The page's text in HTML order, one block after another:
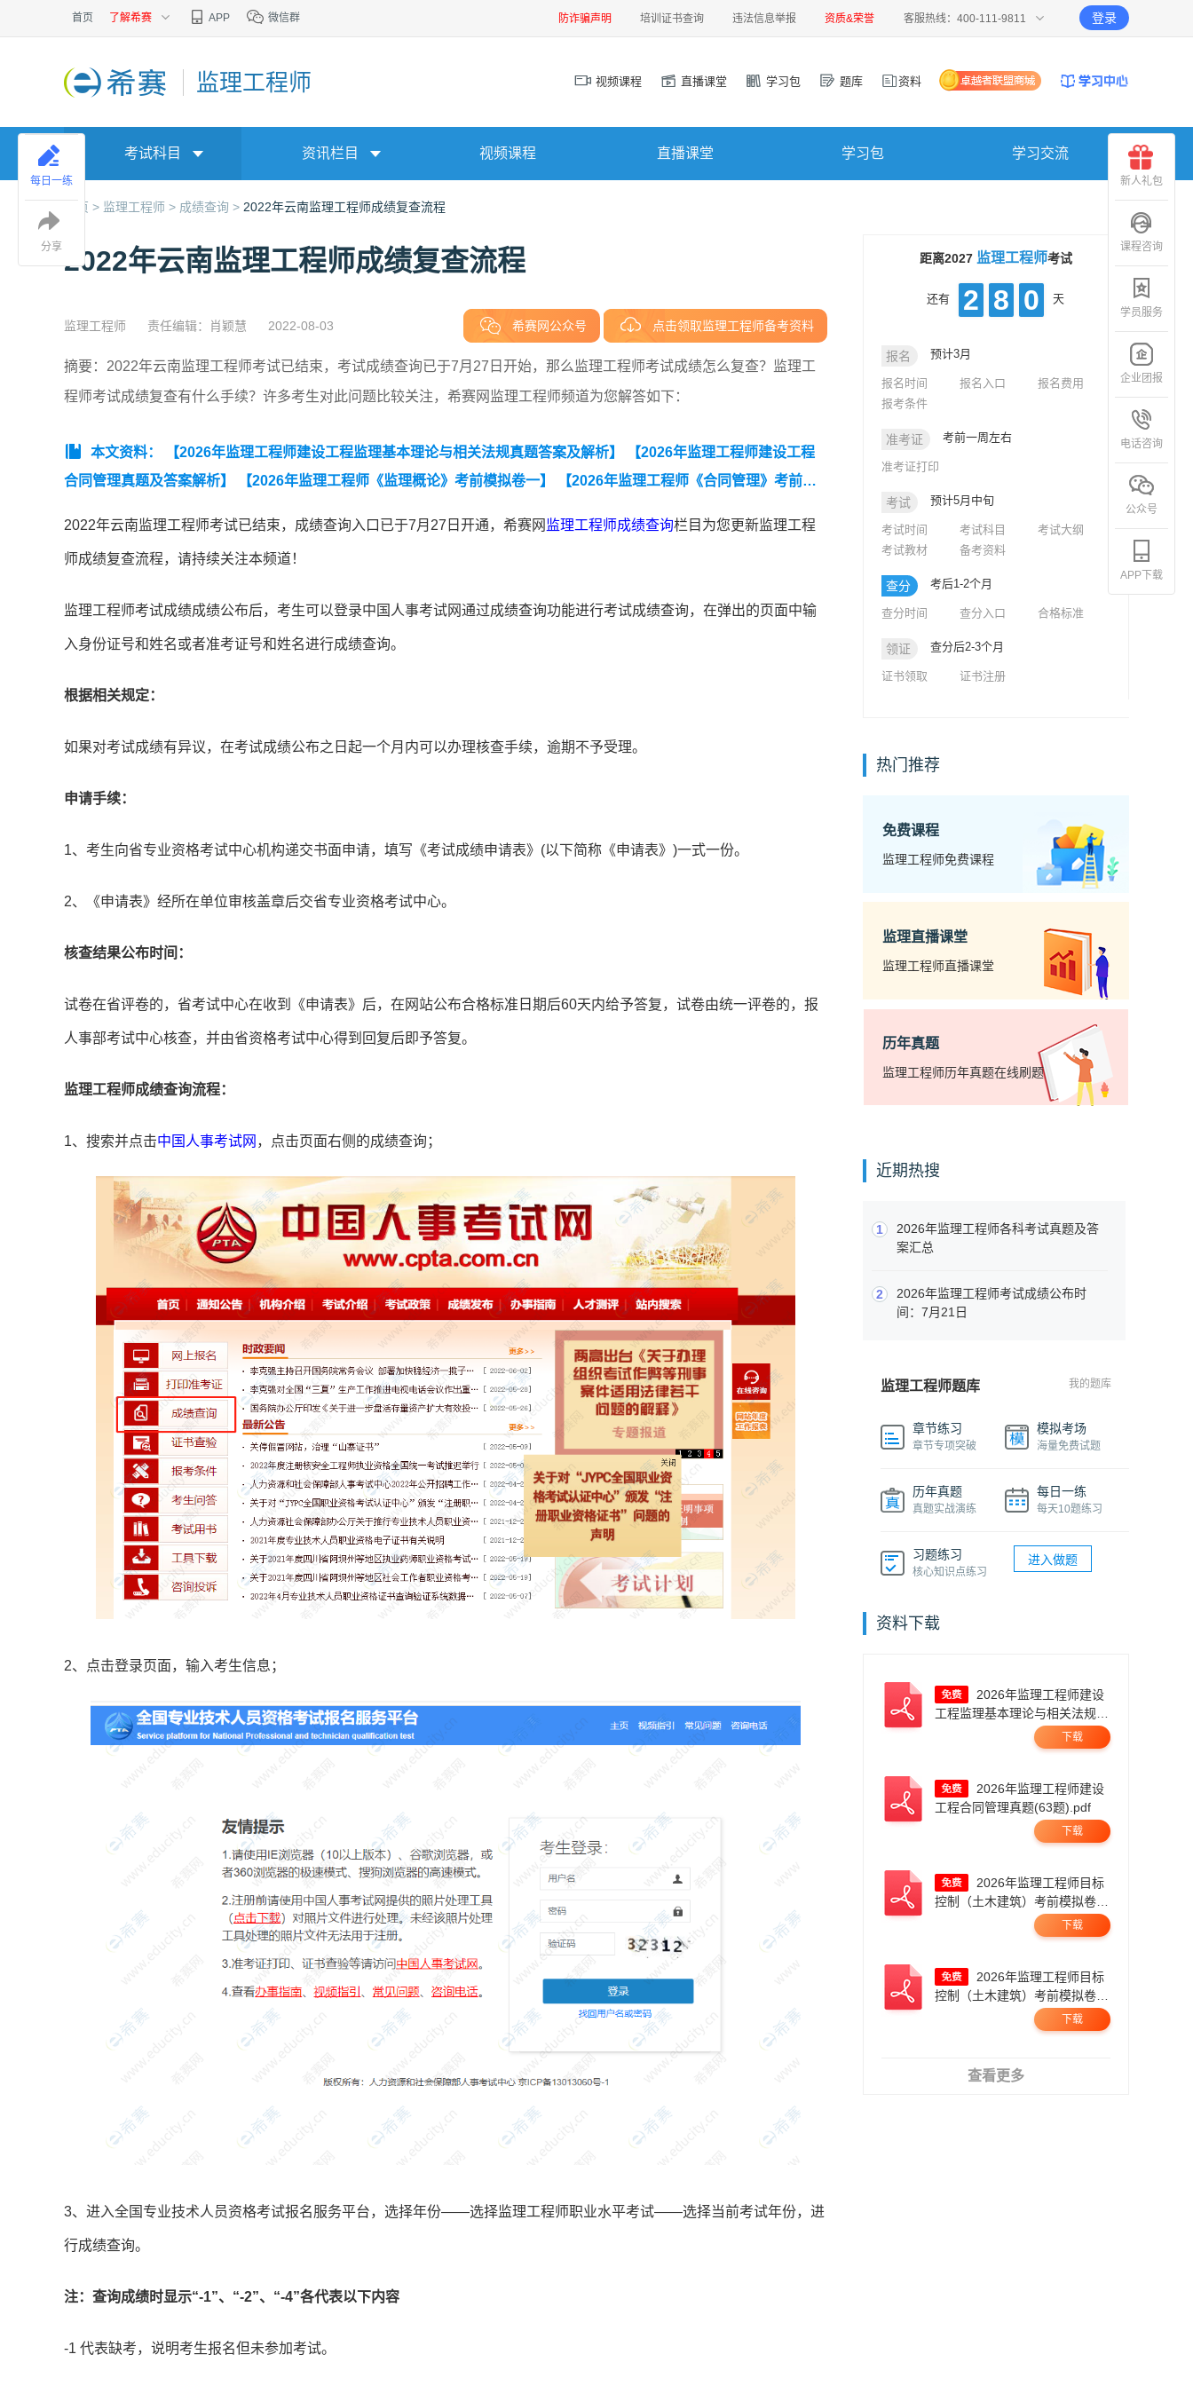
首页 了解希赛 APP 微信群 防诈骗声明 培训证书查询 违法信息举报 资质&荣誉 客服热线：400-111-9811 登录
监理工程师 视频课程 直播课堂 学习包 题库 资料
考试科目 资讯栏目 视频课程 直播课堂 学习包 学习交流
首页 > 监理工程师 > 成绩查询 > 2022年云南监理工程师成绩复查流程
2022年云南监理工程师成绩复查流程
监理工程师 责任编辑：肖颖慧 2022-08-03 希赛网公众号 点击领取监理工程师备考资料
摘要：2022年云南监理工程师考试已结束，考试成绩查询已于7月27日开始，那么监理工程师考试成绩怎么复查？监理工
程师考试成绩复查有什么手续？许多考生对此问题比较关注，希赛网监理工程师频道为您解答如下：
本文资料： 【2026年监理工程师建设工程监理基本理论与相关法规真题答案及解析】
【2026年监理工程师建设工程
合同管理真题及答案解析】
【2026年监理工程师《监理概论》考前模拟卷一】
【2026年监理工程师《合同管理》考前模
5）】 【监理工程师《建设工程监理案例分析》（土木建筑工程）真题汇总（2023-2025）】
2022年云南监理工程师考试已结束，成绩查询入口已于7月27日开通，希赛网 监理工程师成绩查询栏目为您更新监理工程
师成绩复查流程，请持续关注本频道！
监理工程师考试成绩成绩公布后，考生可以登录中国人事考试网通过成绩查询功能进行考试成绩查询，在弹出的页面中输
入身份证号和姓名或者准考证号和姓名进行成绩查询。
根据相关规定：
如果对考试成绩有异议，在考试成绩公布之日起一个月内可以办理核查手续，逾期不予受理。
申请手续：
1、考生向省专业资格考试中心机构递交书面申请，填写《考试成绩申请表》(以下简称《申请表》)一式一份。
2、《申请表》经所在单位审核盖章后交省专业资格考试中心。
核查结果公布时间：
试卷在省评卷的，省考试中心在收到《申请表》后，在网站公布合格标准日期后60天内给予答复，试卷由统一评卷的，报
人事部考试中心核查，并由省资格考试中心得到回复后即予答复。
监理工程师成绩查询流程：
1、搜索并点击中国人事考试网 ，点击页面右侧的成绩查询；
2、点击登录页面，输入考生信息；
3、进入全国专业技术人员资格考试报名服务平台，选择年份——选择监理工程师职业水平考试——选择当前考试年份，进
行成绩查询。
注：查询成绩时显示“-1”、“-2”、“-4”各代表以下内容
-1 代表缺考，说明考生报名但未参加考试。
距离2027 监理工程师考试
还有 2 8 0 天
报名 预计3月
报名时间 报名入口
报名费用
报考条件
准考证 考前一周左右
准考证打印
考试 预计5月中旬
考试时间 考试科目
考试大纲
考试教材
备考资料
查分 考后1-2个月
查分时间 查分入口 合格标准
领证 查分后2-3个月
证书领取 证书注册
热门推荐
免费课程
监理工程师免费课程
监理直播课堂
监理工程师直播课堂
历年真题
监理工程师历年真题在线刷题
近期热搜
1
2026年监理工程师各科考试真题及答
案汇总
2
2026年监理工程师考试成绩公布时
间：7月21日
监理工程师题库 我的题库
章节练习
章节专项突破
模拟考场
海量免费试题
历年真题
真题实战演练
每日一练
每天10题练习
习题练习
核心知识点练习
进入做题
资料下载
工程监理基本理论与相关法规真
下载
工程合同管理真题(63题).pdf
下载
控制（土木建筑）考前模拟卷
下载
控制（土木建筑）考前模拟卷
下载
查看更多
每日一练
分享
新人礼包
课程咨询
学员服务
企业团报
电话咨询
公众号
APP下载